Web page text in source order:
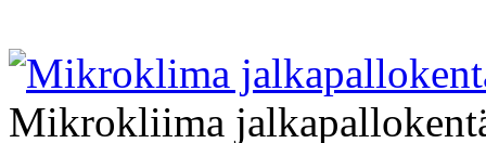
Mikroklima
Mikrokliima